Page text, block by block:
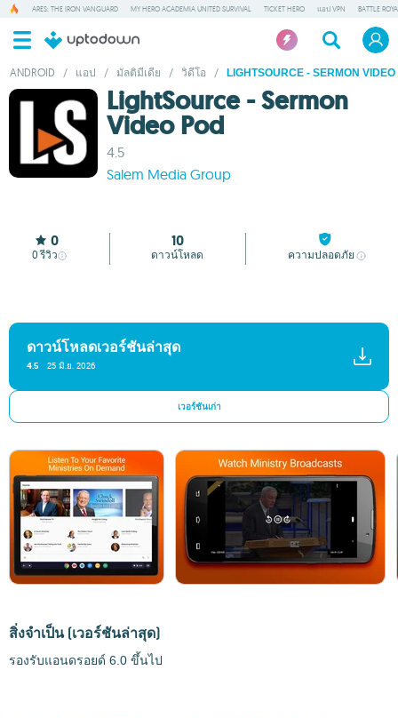
ARES: THE IRON VANGUARD MY HERO ACADEMIA UNITED SURVIVAL TICKET HERO แอป VPN BATTLE
ANDROID / แอป / มัลติมีเดีย / วิดีโอ / LIGHTSOURCE - SERMON VIDEO
LightSource - Sermon
Video Pod
4.5
Salem Media Group
0
0รีวิว
10
ดาวน์โหลด ความปลอดภัย
ดาวน์โหลดเวอร์ชันล่าสุด
4.5 25 มิ.ย. 2026
เวอร์ชันเก่า
สิ่งจำเป็น (เวอร์ชันล่าสุด)
รองรับแอนดรอยด์ 6.0 ขึ้นไป